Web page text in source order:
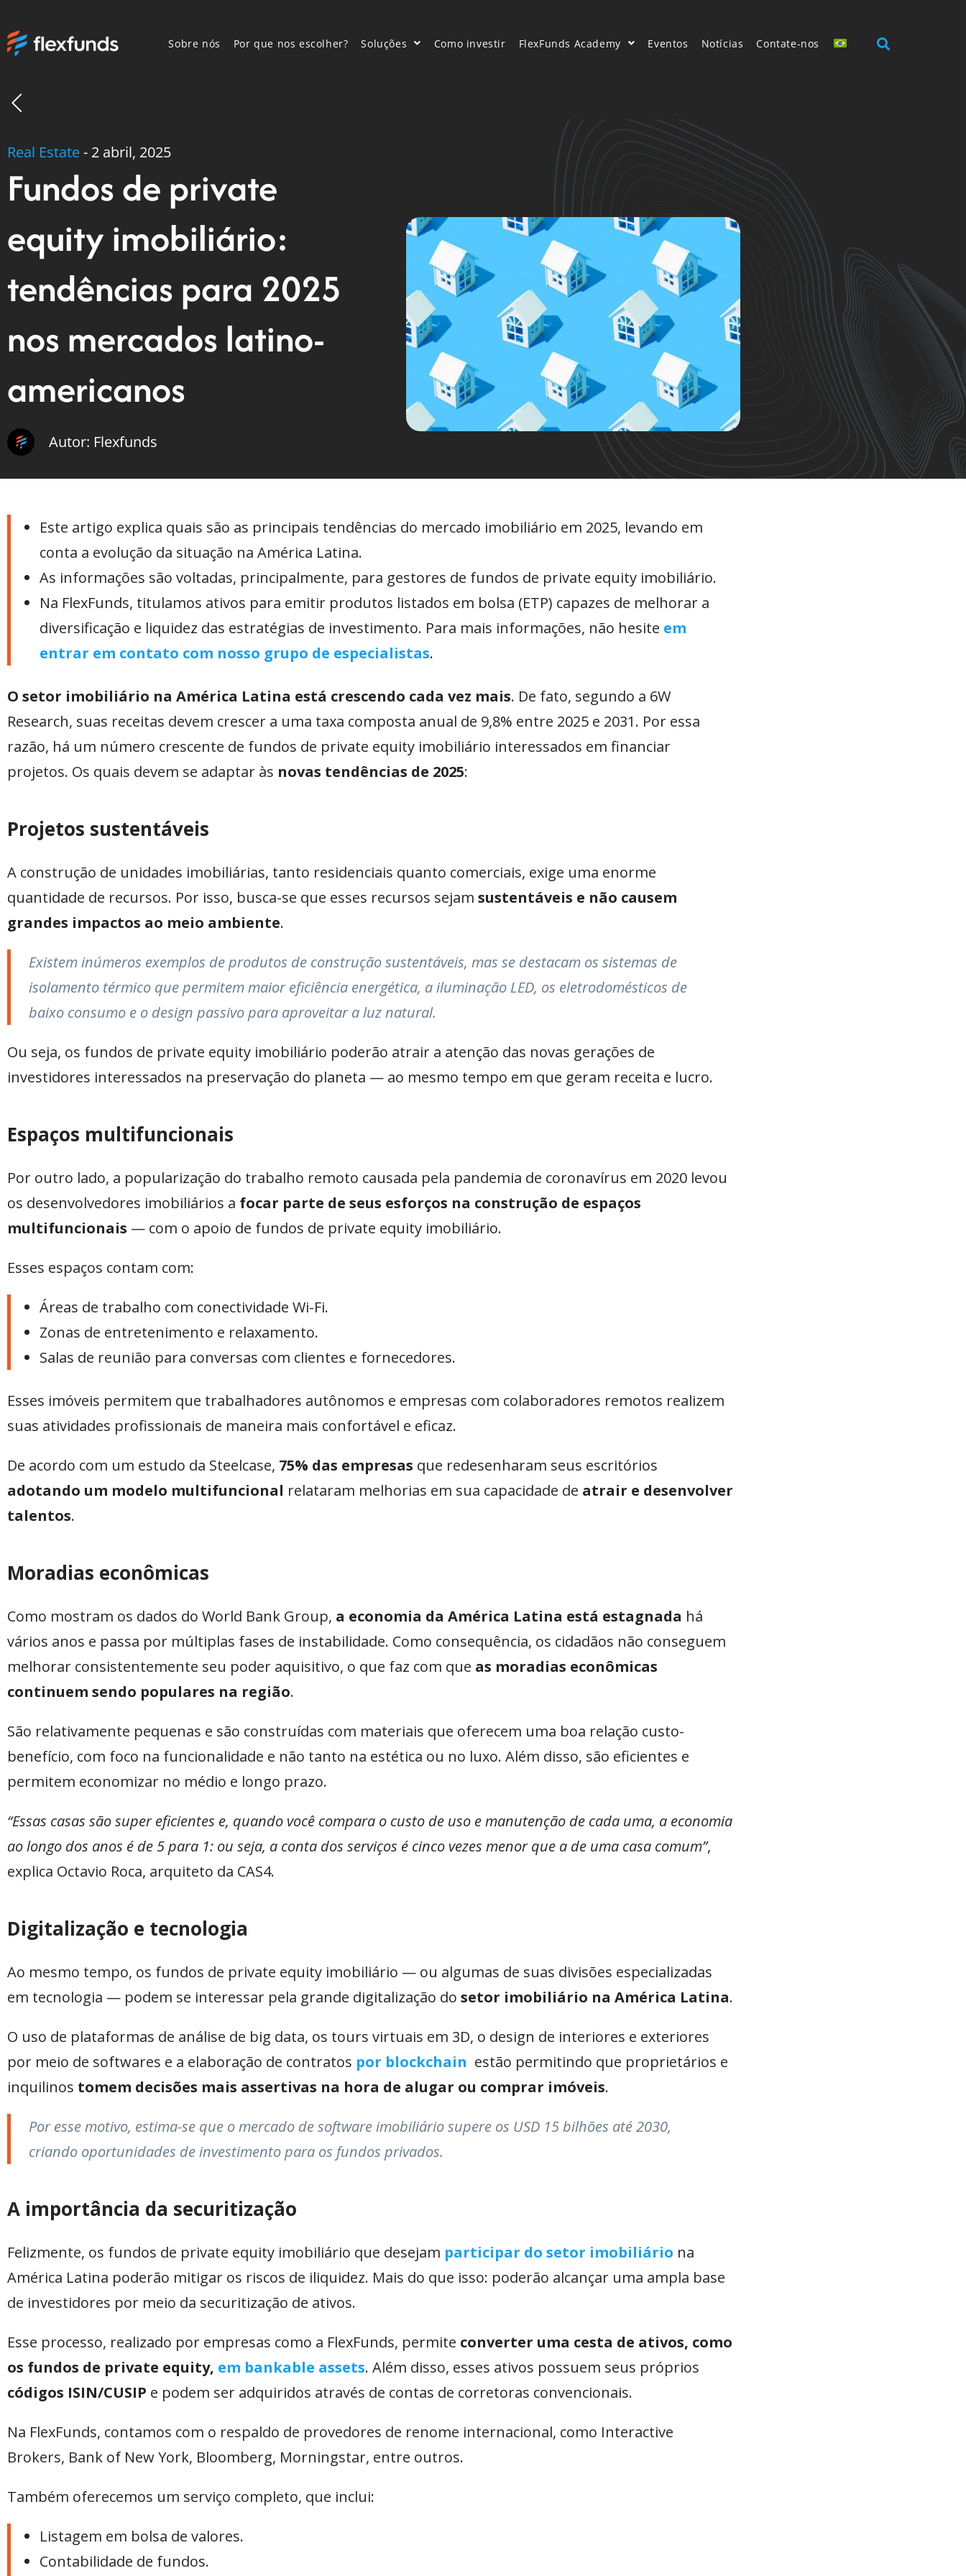
Sobre nós Por que nos escolher? Soluções Como investir FlexFunds Academy Eventos Notícias Contate-nos
Real Estate- 2 abril, 2025
Fundos de private
equity imobiliário:
tendências para 2025
nos mercados latino-
americanos
Autor: Flexfunds
Este artigo explica quais são as principais tendências do mercado imobiliário em 2025, levando em
conta a evolução da situação na América Latina.
As informações são voltadas, principalmente, para gestores de fundos de private equity imobiliário.
Na FlexFunds, titulamos ativos para emitir produtos listados em bolsa (ETP) capazes de melhorar a
diversificação e liquidez das estratégias de investimento. Para mais informações, não hesite em
entrar em contato com nosso grupo de especialistas.
O setor imobiliário na América Latina está crescendo cada vez mais. De fato, segundo a 6W
Research, suas receitas devem crescer a uma taxa composta anual de 9,8% entre 2025 e 2031. Por essa
razão, há um número crescente de fundos de private equity imobiliário interessados em financiar
projetos. Os quais devem se adaptar às novas tendências de 2025:
Projetos sustentáveis
A construção de unidades imobiliárias, tanto residenciais quanto comerciais, exige uma enorme
quantidade de recursos. Por isso, busca-se que esses recursos sejam sustentáveis e não causem
grandes impactos ao meio ambiente.
Existem inúmeros exemplos de produtos de construção sustentáveis, mas se destacam os sistemas de
isolamento térmico que permitem maior eficiência energética, a iluminação LED, os eletrodomésticos de
baixo consumo e o design passivo para aproveitar a luz natural.
Ou seja, os fundos de private equity imobiliário poderão atrair a atenção das novas gerações de
investidores interessados na preservação do planeta — ao mesmo tempo em que geram receita e lucro.
Espaços multifuncionais
Por outro lado, a popularização do trabalho remoto causada pela pandemia de coronavírus em 2020 levou
os desenvolvedores imobiliários a focar parte de seus esforços na construção de espaços
multifuncionais — com o apoio de fundos de private equity imobiliário.
Esses espaços contam com:
Áreas de trabalho com conectividade Wi-Fi.
Zonas de entretenimento e relaxamento.
Salas de reunião para conversas com clientes e fornecedores.
Esses imóveis permitem que trabalhadores autônomos e empresas com colaboradores remotos realizem
suas atividades profissionais de maneira mais confortável e eficaz.
De acordo com um estudo da Steelcase, 75% das empresas que redesenharam seus escritórios
adotando um modelo multifuncional relataram melhorias em sua capacidade de atrair e desenvolver
talentos.
Moradias econômicas
Como mostram os dados do World Bank Group, a economia da América Latina está estagnada há
vários anos e passa por múltiplas fases de instabilidade. Como consequência, os cidadãos não conseguem
melhorar consistentemente seu poder aquisitivo, o que faz com que as moradias econômicas
continuem sendo populares na região.
São relativamente pequenas e são construídas com materiais que oferecem uma boa relação custo-
benefício, com foco na funcionalidade e não tanto na estética ou no luxo. Além disso, são eficientes e
permitem economizar no médio e longo prazo.
“Essas casas são super eficientes e, quando você compara o custo de uso e manutenção de cada uma, a economia
ao longo dos anos é de 5 para 1: ou seja, a conta dos serviços é cinco vezes menor que a de uma casa comum”,
explica Octavio Roca, arquiteto da CAS4.
Digitalização e tecnologia
Ao mesmo tempo, os fundos de private equity imobiliário — ou algumas de suas divisões especializadas
em tecnologia — podem se interessar pela grande digitalização do setor imobiliário na América Latina.
O uso de plataformas de análise de big data, os tours virtuais em 3D, o design de interiores e exteriores
por meio de softwares e a elaboração de contratos por blockchain estão permitindo que proprietários e
inquilinos tomem decisões mais assertivas na hora de alugar ou comprar imóveis.
Por esse motivo, estima-se que o mercado de software imobiliário supere os USD 15 bilhões até 2030,
criando oportunidades de investimento para os fundos privados.
A importância da securitização
Felizmente, os fundos de private equity imobiliário que desejam participar do setor imobiliário na
América Latina poderão mitigar os riscos de iliquidez. Mais do que isso: poderão alcançar uma ampla base
de investidores por meio da securitização de ativos.
Esse processo, realizado por empresas como a FlexFunds, permite converter uma cesta de ativos, como
os fundos de private equity, em bankable assets. Além disso, esses ativos possuem seus próprios
códigos ISIN/CUSIP e podem ser adquiridos através de contas de corretoras convencionais.
Na FlexFunds, contamos com o respaldo de provedores de renome internacional, como Interactive
Brokers, Bank of New York, Bloomberg, Morningstar, entre outros.
Também oferecemos um serviço completo, que inclui:
Listagem em bolsa de valores.
Contabilidade de fundos.